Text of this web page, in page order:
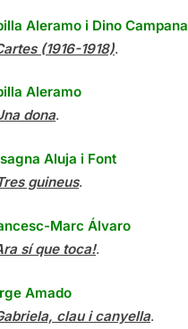
Aleramo i Dino Campana
(1916-1918).
Aleramo
dona.
Aluja i Font
guineus.
Marc Álvaro
sí que toca!.
Amado
clau i canyella.